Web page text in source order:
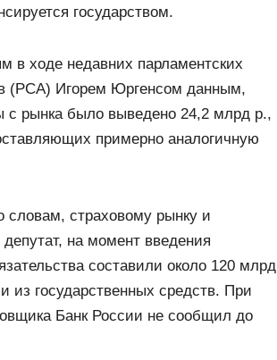
государством.
в ходе недавних парламентских
(РСА) Игорем Юргенсом данным,
с рынка было выведено 24,2 млрд р.,
примерно аналогичную
словам, страховому рынку и
депутат, на момент введения
составили около 120 млрд
из государственных средств. При
Банк России не сообщил до